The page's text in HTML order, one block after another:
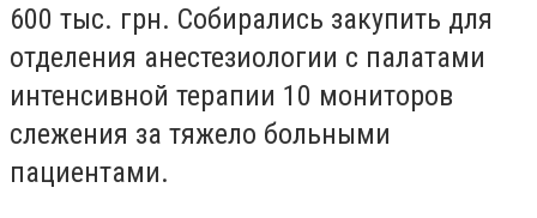
600 тыс. грн. Собирались закупить для
отделения анестезиологии с палатами
интенсивной терапии 10 мониторов
слежения за тяжело больными
пациентами.